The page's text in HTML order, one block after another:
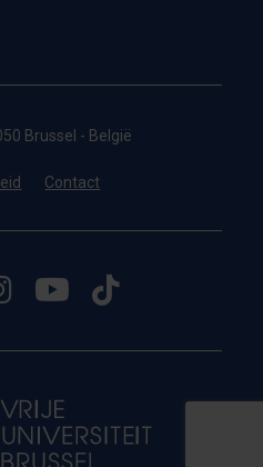
Brussel - België
Contact